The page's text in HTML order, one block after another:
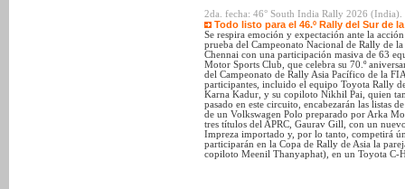
2da. fecha: 46° South India Rally 2026 (India).
Todo listo para el 46.º Rally del Sur de
Se respira emoción y expectación ante la
prueba del Campeonato Nacional de Rally de
Chennai con una participación masiva de 63
Motor Sports Club, que celebra su 70.º
del Campeonato de Rally Asia Pacífico de la
participantes, incluido el equipo Toyota Rally
Karna Kadur, y su copiloto Nikhil Pai, quien
pasado en este circuito, encabezarán las listas
de un Volkswagen Polo preparado por Arka
tres títulos del APRC, Gaurav Gill, con un
Impreza importado y, por lo tanto, competirá
participarán en la Copa de Rally de Asia la
copiloto Meenil Thanyaphat), en un Toyota C-